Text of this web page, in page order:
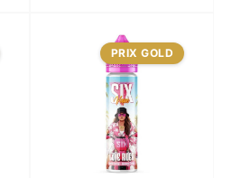
PRIX GOLD